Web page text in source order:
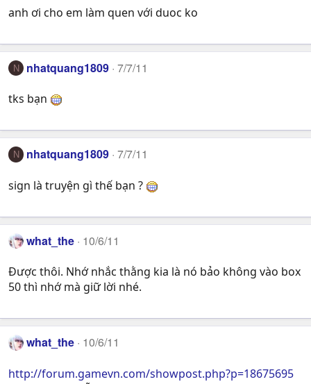
anh ơi cho em làm quen với duoc ko
N nhatquang1809 7/7/11
tks bạn
N nhatquang1809 7/7/11
sign là truyện gì thế bạn ?
what_the 10/6/11
Được thôi. Nhớ nhắc thằng kia là nó bảo không vào box
50 thì nhớ mà giữ lời nhé.
what_the 10/6/11
http://forum.gamevn.com/showpost.php?p=18675695